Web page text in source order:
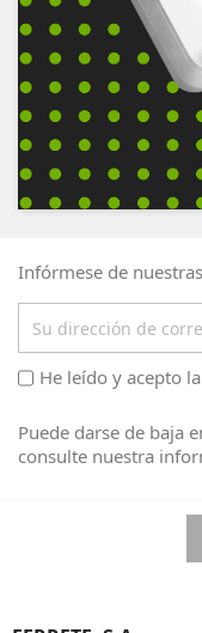
Infórmese de
He leído y acepto la
Puede darse de baja
consulte nuestra